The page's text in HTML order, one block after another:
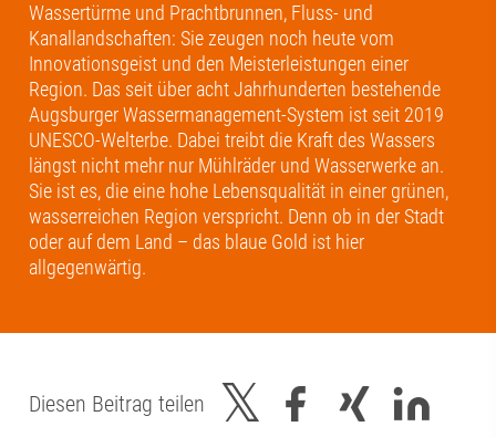
Wassertürme und Prachtbrunnen, Fluss- und
Kanallandschaften: Sie zeugen noch heute vom
Innovationsgeist und den Meisterleistungen einer
Region. Das seit über acht Jahrhunderten bestehende
Augsburger Wassermanagement-System ist seit 2019
UNESCO-Welterbe. Dabei treibt die Kraft des Wassers
längst nicht mehr nur Mühlräder und Wasserwerke an.
Sie ist es, die eine hohe Lebensqualität in einer grünen,
wasserreichen Region verspricht. Denn ob in der Stadt
oder auf dem Land – das blaue Gold ist hier
allgegenwärtig.
Diesen Beitrag teilen